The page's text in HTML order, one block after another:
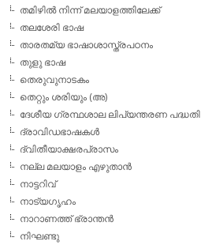
തമിഴില്‍ നിന്ന് മലയാളത്തിലേക്ക്
തലശേരി ഭാഷ
താരതമ്യ ഭാഷാശാസ്ത്രപഠനം
തുളു ഭാഷ
തെരുവുനാടകം
തെറ്റും ശരിയും (അ)
ദേശീയ ഗ്രന്ഥശാല ലിപ്യന്തരണ പദ്ധതി
ദ്രാവിഡഭാഷകള്‍
ദ്വിതീയാക്ഷരപ്രാസം
നല്ല മലയാളം എഴുതാന്‍
നാട്ടറിവ്
നാട്യഗൃഹം
നാറാണത്ത് ഭ്രാന്തന്‍
നിഘണ്ടു